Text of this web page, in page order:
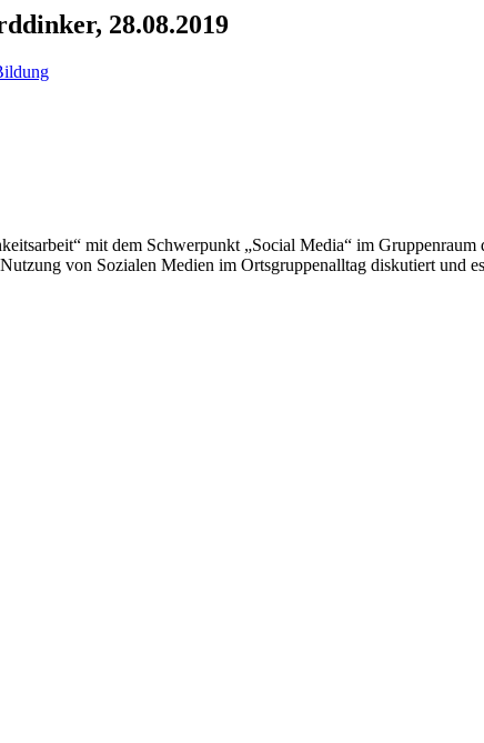
28.08.2019
mit dem Schwerpunkt „Social Media“ im
von Sozialen Medien im Ortsgruppenalltag diskutiert und